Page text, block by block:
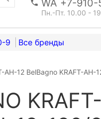
WA +7-
Пн.-Пт. 10.00 -
9
AH-12 BelBagno KRAFT-AH-
KRAFT-